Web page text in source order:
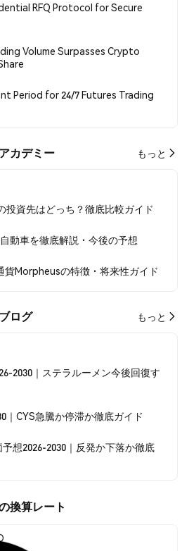
RFQ Protocol for Secure
Volume Surpasses Crypto
Period for 24/7 Futures Trading
カデミー もっと
投資先はどっち？徹底比較ガイド
動車を徹底解説・今後の予想
Morpheusの特徴・将来性ガイド
ログ もっと
2030｜ステラルーメン今後回復す
｜CYS急騰か停滞か徹底ガイド
想2026-2030｜反発か下落か徹底
換算レート